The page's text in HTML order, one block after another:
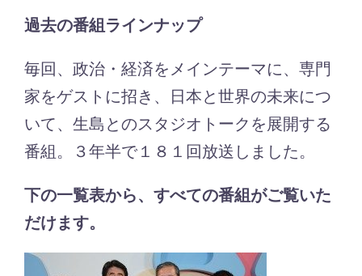
過去の番組ラインナップ
毎回、政治・経済をメインテーマに、専門
家をゲストに招き、日本と世界の未来につ
いて、生島とのスタジオトークを展開する
番組。３年半で１８１回放送しました。
下の一覧表から、すべての番組がご覧いた
だけます。